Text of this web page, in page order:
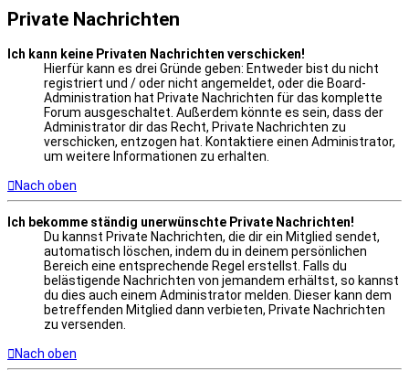
Private Nachrichten
Ich kann keine Privaten Nachrichten verschicken!
Hierfür kann es drei Gründe geben: Entweder bist du nicht
registriert und / oder nicht angemeldet, oder die Board-
Administration hat Private Nachrichten für das komplette
Forum ausgeschaltet. Außerdem könnte es sein, dass der
Administrator dir das Recht, Private Nachrichten zu
verschicken, entzogen hat. Kontaktiere einen Administrator,
um weitere Informationen zu erhalten.
Nach oben
Ich bekomme ständig unerwünschte Private Nachrichten!
Du kannst Private Nachrichten, die dir ein Mitglied sendet,
automatisch löschen, indem du in deinem persönlichen
Bereich eine entsprechende Regel erstellst. Falls du
belästigende Nachrichten von jemandem erhältst, so kannst
du dies auch einem Administrator melden. Dieser kann dem
betreffenden Mitglied dann verbieten, Private Nachrichten
zu versenden.
Nach oben